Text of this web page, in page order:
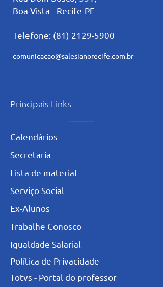
Boa Vista - Recife-PE
Telefone: (81) 2129-5900
comunicacao@salesianorecife.com.br
Principais Links
Calendários
Secretaria
L ista de material
Serviço Social
Ex-Alunos
Trabalhe Conosco
Igualdade Salarial
Política de Privacidade
Totvs - Portal do professor